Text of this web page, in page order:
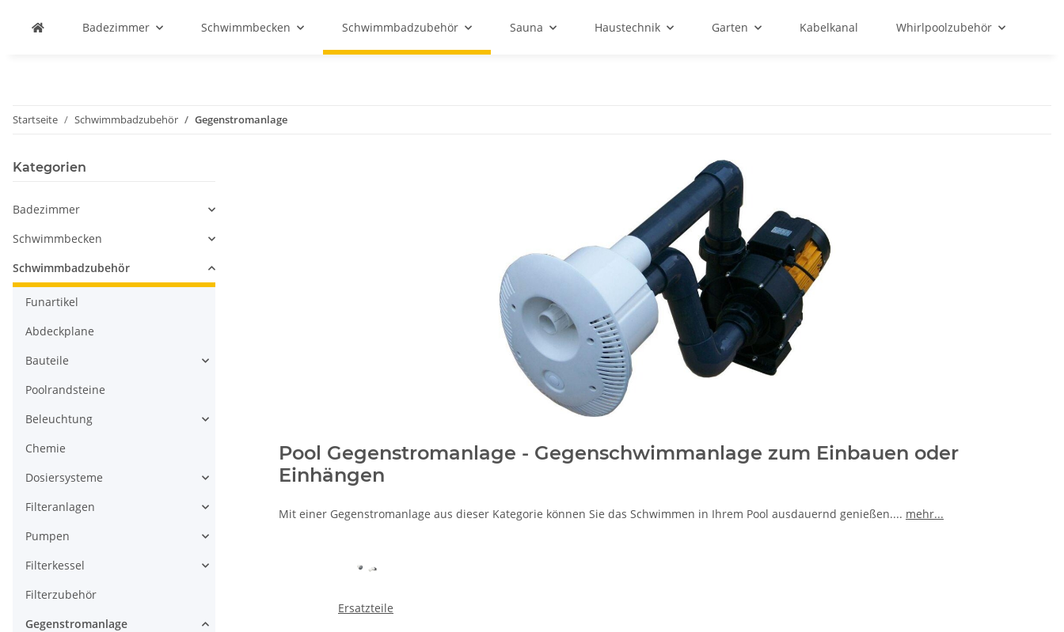
Badezimmer Schwimmbecken Schwimmbadzubehör Sauna Haustechnik Garten Kabelkanal Whirlpoolzubehör
Startseite Schwimmbadzubehör Gegenstromanlage
Pool Gegenstromanlage - Gegenschwimmanlage zum Einbauen oder
Einhängen
Mit einer Gegenstromanlage aus dieser Kategorie können Sie das Schwimmen in Ihrem Pool ausdauernd genießen.... mehr...
Ersatzteile
Kategorien
Badezimmer
Schwimmbecken
Schwimmbadzubehör
Funartikel
Abdeckplane
Bauteile
Poolrandsteine
Beleuchtung
Chemie
Dosiersysteme
Filteranlagen
Pumpen
Filterkessel
Filterzubehör
Gegenstromanlage